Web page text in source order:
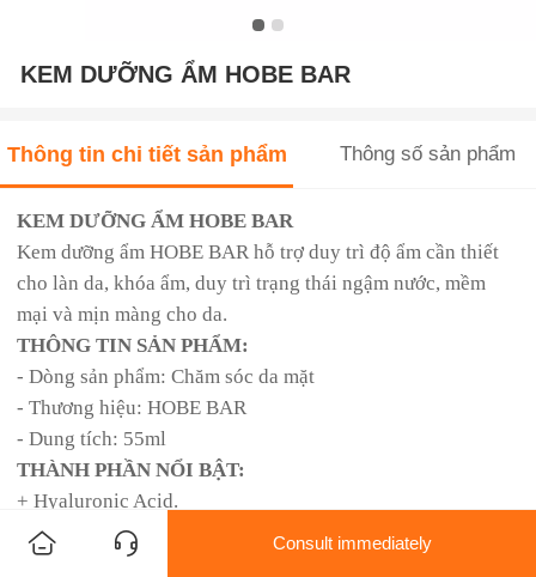
KEM DƯỠNG ẨM HOBE BAR
Thông tin chi tiết sản phẩm Thông số sản phẩm
KEM DƯỠNG ẨM HOBE BAR
Kem dưỡng ẩm HOBE BAR hỗ trợ duy trì độ ẩm cần thiết
cho làn da, khóa ẩm, duy trì trạng thái ngậm nước, mềm
mại và mịn màng cho da.
THÔNG TIN SẢN PHẨM:
- Dòng sản phẩm: Chăm sóc da mặt
- Thương hiệu: HOBE BAR
- Dung tích: 55ml
THÀNH PHẦN NỔI BẬT:
+ Hyaluronic Acid.
+ Chiết xuất thảo dược và những thành phần dưỡng da
Consult immediately